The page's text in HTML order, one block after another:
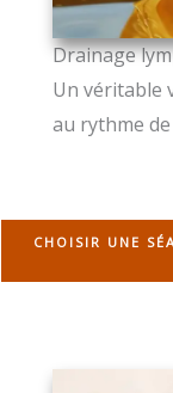
Drainage
Un véritable
au rythme
CHOISIR UNE